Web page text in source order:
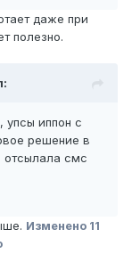
даже при
полезно.
упсы иппон с
решение в
отсылала смс
Изменено 11